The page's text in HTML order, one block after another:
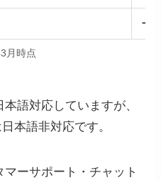
ー
月時点
語対応していますが、
本語非対応です。
ーサポート・チャット